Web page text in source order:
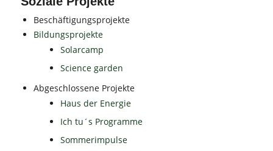
Beschäftigungsprojekte
Bildungsprojekte
Solarcamp
Science garden
Abgeschlossene Projekte
Haus der Energie
Ich tu´s Programme
Sommerimpulse